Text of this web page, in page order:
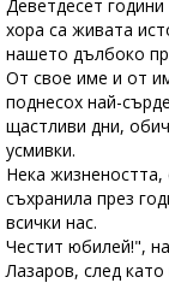
Деветдесет
хора са живата
нашето дълбоко
От свое име и от
поднесох най-
щастливи дни,
усмивки.
Нека жизнеността,
съхранила през
всички нас.
Честит юбилей!",
Лазаров, след